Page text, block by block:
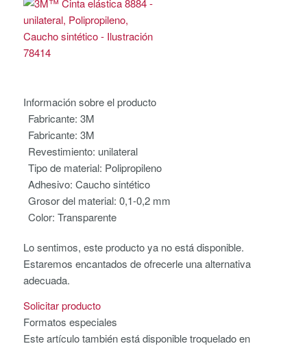
Información sobre el producto
Fabricante: 3M
Fabricante: 3M
Revestimiento: unilateral
Tipo de material: Polipropileno
Adhesivo: Caucho sintético
Grosor del material: 0,1-0,2 mm
Color: Transparente
Lo sentimos, este producto ya no está disponible.
Estaremos encantados de ofrecerle una alternativa
adecuada.
Solicitar producto
Formatos especiales
Este artículo también está disponible troquelado en